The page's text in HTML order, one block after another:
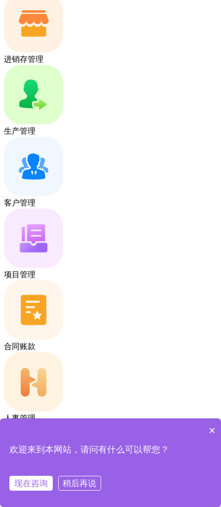
进销存管理
生产管理
客户管理
项目管理
合同账款
人事管理
售后管理
×
欢迎来到本网站，请问有什么可以帮您？
现在咨询 稍后再说